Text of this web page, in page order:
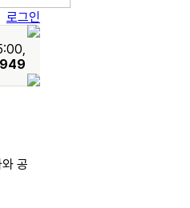
로그인
949
공